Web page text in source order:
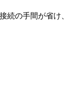
続の手間が省け、